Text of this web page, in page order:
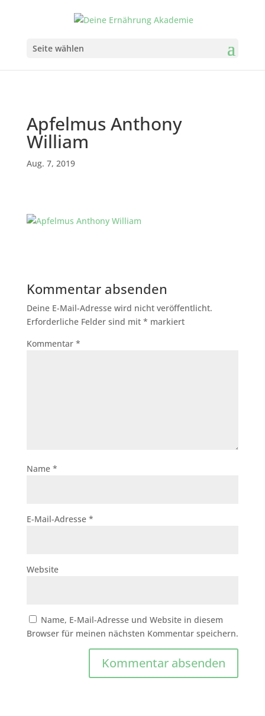
Seite wählen
Apfelmus Anthony
William
Aug. 7, 2019
Kommentar absenden
Deine E-Mail-Adresse wird nicht veröffentlicht.
Erforderliche Felder sind mit * markiert
Kommentar *
Name *
E-Mail-Adresse *
Website
Name, E-Mail-Adresse und Website in diesem
Browser für meinen nächsten Kommentar speichern.